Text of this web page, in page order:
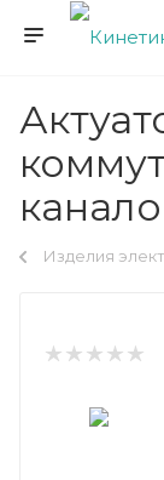
Изделия